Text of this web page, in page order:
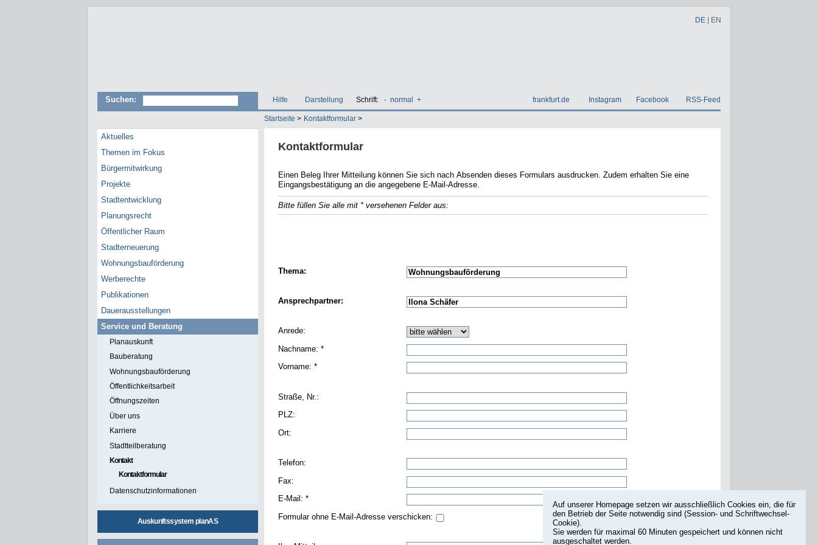
DE EN
Suchen: Hilfe Darstellung Schrift: - normal + frankfurt.de Instagram Facebook RSS-Feed
Startseite > Kontaktformular >
Aktuelles
Themen im Fokus
Bürgermitwirkung
Projekte
Stadtentwicklung
Planungsrecht
Öffentlicher Raum
Stadterneuerung
Wohnungsbauförderung
Werberechte
Publikationen
Dauerausstellungen
Service und Beratung
Planauskunft
Bauberatung
Wohnungsbauförderung
Öffentlichkeitsarbeit
Öffnungszeiten
Über uns
Karriere
Stadtteilberatung
Kontakt
Kontaktformular
Datenschutzinformationen
Auskunftssystem planAS
Kontaktformular
Einen Beleg Ihrer Mitteilung können Sie sich nach Absenden dieses Formulars ausdrucken. Zudem erhalten Sie eine
Eingangsbestätigung an die angegebene E-Mail-Adresse.
Bitte füllen Sie alle mit * versehenen Felder aus:
Thema:
Ansprechpartner:
Anrede:
Nachname: *
Vorname: *
Straße, Nr.:
PLZ:
Ort:
Telefon:
Fax:
E-Mail: *
Formular ohne E-Mail-Adresse verschicken:
Auf unserer Homepage setzen wir ausschließlich Cookies ein, die für
den Betrieb der Seite notwendig sind (Session- und Schriftwechsel-
Cookie).
Sie werden für maximal 60 Minuten gespeichert und können nicht
ausgeschaltet werden.